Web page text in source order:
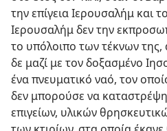
την επίγεια Ιερουσαλήμ και
Ιερουσαλήμ δεν την
το υπόλοιπο των τέκνων
δε μαζί με τον δοξασμένο
ένα πνευματικό ναό, τον
δεν μπορούσε να
επιγείων, υλικών